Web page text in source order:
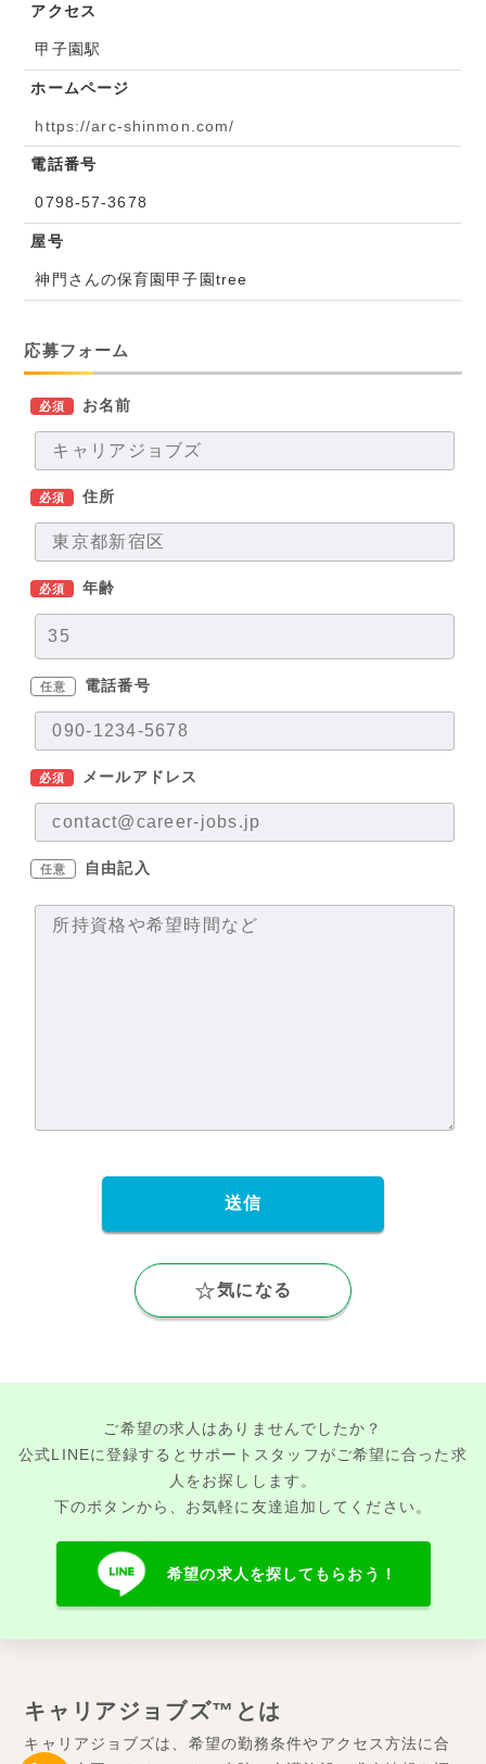
アクセス
甲子園駅
ホームページ
https://arc-shinmon.com/
電話番号
0798-57-3678
屋号
神門さんの保育園甲子園tree
応募フォーム
必須 お名前
必須 住所
必須 年齢
任意 電話番号
必須 メールアドレス
任意 自由記入
気になる
ご希望の求人はありませんでしたか？
公式LINEに登録するとサポートスタッフがご希望に合った求
人をお探しします。
下のボタンから、お気軽に友達追加してください。
希望の求人を探してもらおう！
キャリアジョブズ™とは
キャリアジョブズは、希望の勤務条件やアクセス方法に合